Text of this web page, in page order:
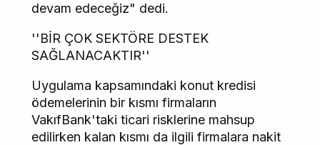
devam edeceğiz" dedi.
''BİR ÇOK SEKTÖRE DESTEK
SAĞLANACAKTIR''
Uygulama kapsamındaki konut kredisi
ödemelerinin bir kısmı firmaların
VakıfBank'taki ticari risklerine mahsup
edilirken kalan kısmı da ilgili firmalara nakit